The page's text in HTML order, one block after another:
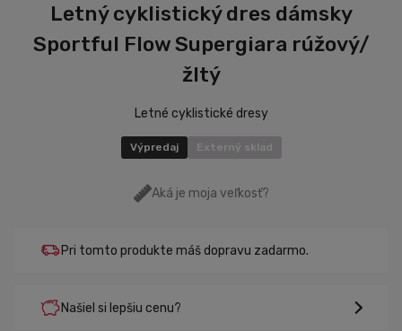
Letný cyklistický dres dámsky
Sportful Flow Supergiara rúžový/
žltý
Letné cyklistické dresy
Výpredaj Externý sklad
Aká je moja veľkosť?
Pri tomto produkte máš dopravu zadarmo.
Našiel si lepšiu cenu?